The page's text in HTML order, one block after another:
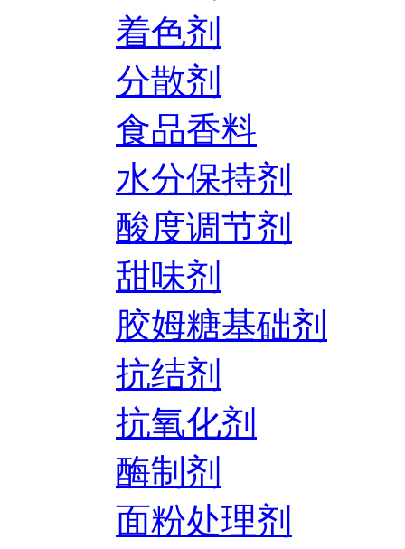
着色剂
分散剂
食品香料
水分保持剂
酸度调节剂
甜味剂
胶姆糖基础剂
抗结剂
抗氧化剂
酶制剂
面粉处理剂